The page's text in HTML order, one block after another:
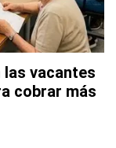
las vacantes
cobrar más